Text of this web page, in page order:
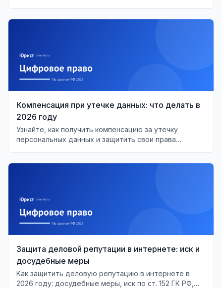
Компенсация при утечке данных: что делать в
2026 году
Узнайте, как получить компенсацию за утечку
персональных данных и защитить свои права
Защита деловой репутации в интернете: иск и
досудебные меры
Как защитить деловую репутацию в интернете в
2026 году: досудебные меры, иск по ст. 152 ГК РФ,